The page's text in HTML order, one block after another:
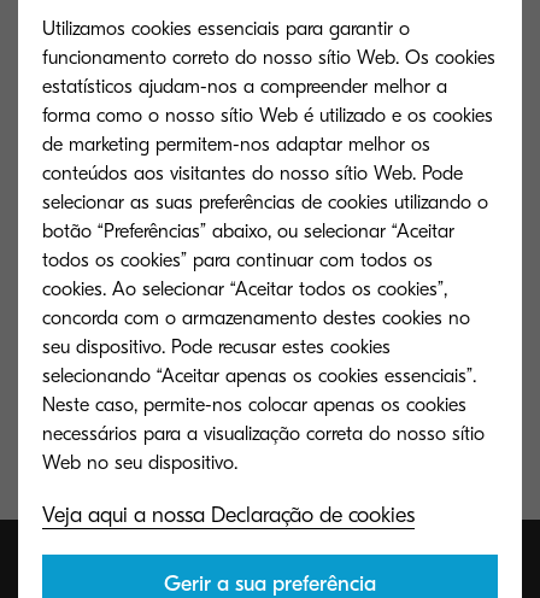
Impressão de rede e scanner a cores standard
Funções de fax expansíveis; dual fax, fax de rede e
internet fax
Scanning duplex opcional para 175 folhas (uma só
passagem); até 160 imagens por minuto (network
scanning)
Opções de manuseamento de papel incluindo “booklet
tri-folding”
Funções de segurança melhoradas: Data Security Kit
opcional, Guard Copy Kit e USB IC Card Reader
Componentes de longa duração para maior eficiência e
fiabilidade
Utilizamos cookies essenciais para garantir o
funcionamento correto do nosso sítio Web. Os cookies
estatísticos ajudam-nos a compreender melhor a
forma como o nosso sítio Web é utilizado e os cookies
de marketing permitem-nos adaptar melhor os
conteúdos aos visitantes do nosso sítio Web. Pode
selecionar as suas preferências de cookies utilizando o
botão “Preferências” abaixo, ou selecionar “Aceitar
todos os cookies” para continuar com todos os
cookies. Ao selecionar “Aceitar todos os cookies”,
concorda com o armazenamento destes cookies no
seu dispositivo. Pode recusar estes cookies
selecionando “Aceitar apenas os cookies essenciais”.
Neste caso, permite-nos colocar apenas os cookies
necessários para a visualização correta do nosso sítio
Veja aqui a nossa Declaração de cookies
Gerir a sua preferência